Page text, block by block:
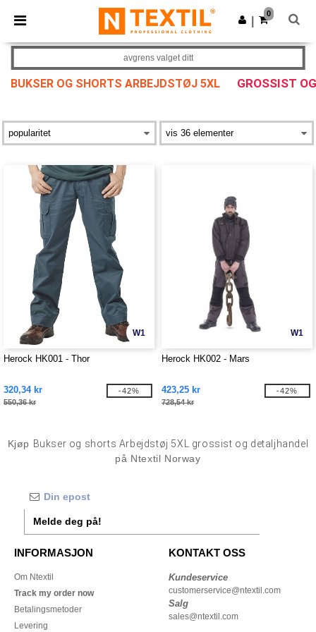
× Ntextil-app
Bedre priser i appen!
Last ned app
0
BUKSER OG SHORTS ARBEJDSTØJ 5XL GROSSIST
avgrens valget ditt
W1
Herock HK001 - Thor
320,34 kr
550,36 kr
-42%
W1
Herock HK002 - Mars
423,25 kr
728,54 kr
-42%
Kjøp Bukser og shorts Arbejdstøj 5XL grossist og detaljhandel
på Ntextil Norway
Melde deg på!
INFORMASJON
Om Ntextil
Track my order now
Betalingsmetoder
Levering
KONTAKT OSS
Kundeservice
customerservice@ntextil.com
Salg
sales@ntextil.com